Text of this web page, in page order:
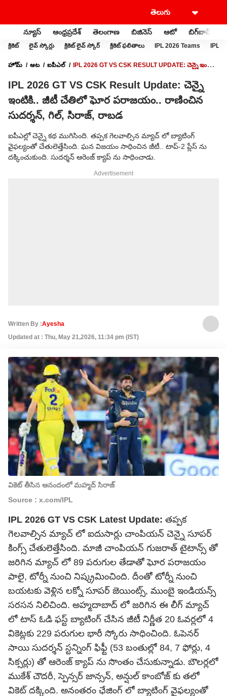
న్యూస్ ఆంధ్రప్రదేశ్ తెలంగాణ బిజినెస్ ఆటో బిగ్‌బాస్
క్రికెట్ లైవ్ స్కోర్లు క్రికెట్ లైవ్ స్కోర్ క్రికెట్ ఫలితాలు IPL 2026 Teams IPL
హోమ్ ఆట ఐపీఎల్
IPL 2026 GT VS CSK RESULT UPDATE: చెన్నై ఇంటికి..
IPL 2026 GT VS CSK Result Update: చెన్నై
ఇంటికి.. జీటీ చేతిలో ఘోర ప‌రాజ‌యం.. రాణించిన
సుద‌ర్శ‌న్, గిల్, సిరాజ్, రాబ‌డ‌
ఐపీఎల్లో చెన్నై క‌థ ముగిసింది. త‌ప్ప‌క గెల‌వాల్సిన మ్యాచ్ లో బ్యాటింగ్
వైఫ‌ల్యంతో చేతులెత్తేసింది. ఘ‌న విజ‌యం సాధించిన జీటీ.. టాప్-2 ప్లేస్ ను
ద‌క్కించుకుంది. సుద‌ర్శ‌న్ ఆరెంజ్ క్యాప్ ను సాధించాడు.
Advertisement
Written By :Ayesha
Updated at : Thu, May 21,2026, 11:34 pm (IST)
వికెట్ తీసిన ఆనందంలో మహ్మద్ సిరాజ్
Source : x.com/IPL
IPL 2026 GT VS CSK Latest Update: తప్పక
గెలవాల్సిన మ్యాచ్ లో ఐదుసార్లు చాంపియ‌న్ చెన్నై సూప‌ర్
కింగ్స్ చేతులెత్తేసింది. మాజీ చాంపియ‌న్ గుజ‌రాత్ టైటాన్స్ తో
జ‌రిగిన మ్యాచ్ లో 89 ప‌రుగుల తేడాతో ఘోర ప‌రాజ‌యం
పాలై, టోర్నీ నుంచి నిష్క్ర‌మించింది. దీంతో టోర్నీ నుంచి
బ‌య‌ట‌కు వెళ్లిన ల‌క్నో సూప‌ర్ జెయింట్స్, ముంబై ఇండియ‌న్స్
స‌ర‌స‌న నిలిచింది. అహ్మ‌దాబాద్ లో జ‌రిగిన ఈ లీగ్ మ్యాచ్
లో టాస్ ఓడి ఫ‌స్ట్ బ్యాటింగ్ చేసిన జీటీ నిర్ణీత 20 ఓవ‌ర్ల‌లో 4
వికెట్ల‌కు 229 ప‌రుగుల భారీ స్కోరు సాధించింది. ఓపెన‌ర్
సాయి సుద‌ర్శ‌న్ స్ట‌న్నింగ్ ఫిఫ్టీ (53 బంతుల్లో 84, 7 ఫోర్లు, 4
సిక్స‌ర్లు) తో ఆరెంజ్ క్యాప్ ను సొంతం చేసుకున్నాడు. బౌల‌ర్ల‌లో
ముకేశ్ చౌద‌రీ, స్పెన్స‌ర్ జాన్స‌న్, అన్షుల్ కాంబోజ్ కు త‌లో
వికెట్ ద‌క్కింది. అనంత‌రం ఛేజింగ్ లో బ్యాటింగ్ వైఫ‌ల్యంతో